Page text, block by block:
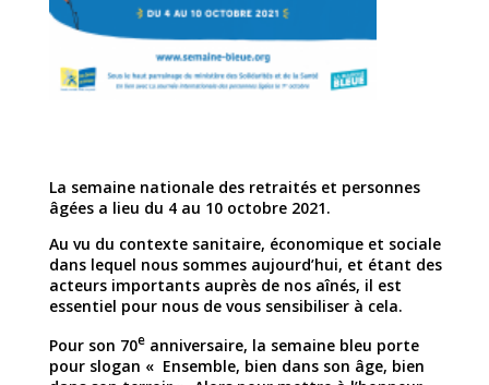
La semaine nationale des retraités et personnes
âgées a lieu du 4 au 10 octobre 2021.
Au vu du contexte sanitaire, économique et sociale
dans lequel nous sommes aujourd’hui, et étant des
acteurs importants auprès de nos aînés, il est
essentiel pour nous de vous sensibiliser à cela.
Pour son 70eanniversaire, la semaine bleu porte
pour slogan « Ensemble, bien dans son âge, bien